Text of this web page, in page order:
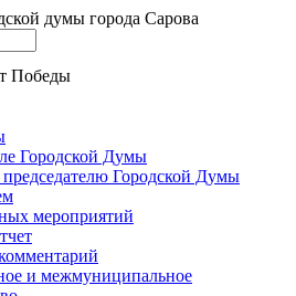
думы города Сарова
Городской Думы
председателю Городской Думы
мероприятий
и межмуниципальное